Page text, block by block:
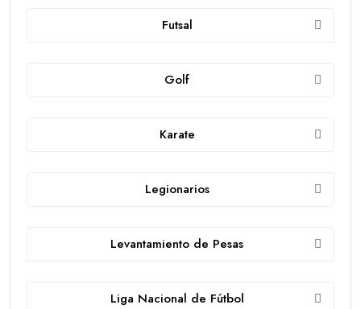
Futsal
Golf
Karate
Legionarios
Levantamiento de Pesas
Liga Nacional de Fútbol